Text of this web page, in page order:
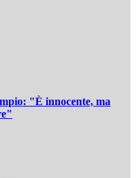
"È innocente, ma